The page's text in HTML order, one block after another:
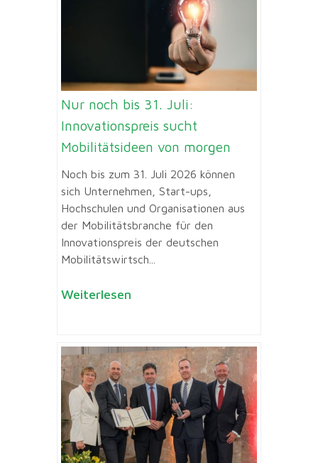
Nur noch bis 31. Juli:
Innovationspreis sucht
Mobilitätsideen von morgen
Noch bis zum 31. Juli 2026 können
sich Unternehmen, Start-ups,
Hochschulen und Organisationen aus
der Mobilitätsbranche für den
Innovationspreis der deutschen
Mobilitätswirtsch...
Weiterlesen